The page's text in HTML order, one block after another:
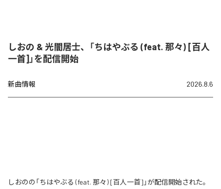
しおの & 光闇居士、「ちはやぶる (feat. 那々) [百人
一首]」を配信開始
新曲情報 2026.8.6
しおのの「ちはやぶる (feat. 那々) [百人一首]」が配信開始された。